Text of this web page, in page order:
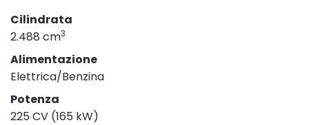
Cilindrata
2.488 cm3
Alimentazione
Elettrica/Benzina
Potenza
225 CV (165 kW)